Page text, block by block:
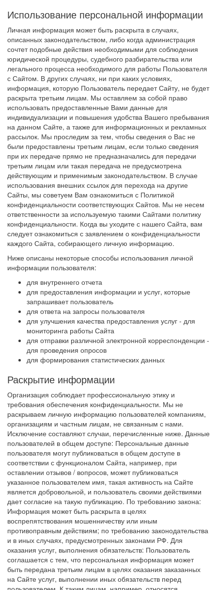
Использование персональной информации
Личная информация может быть раскрыта в случаях,
описанных законодательством, либо когда администрация
сочтет подобные действия необходимыми для соблюдения
юридической процедуры, судебного разбирательства или
легального процесса необходимого для работы Пользователя
с Сайтом. В других случаях, ни при каких условиях,
информация, которую Пользователь передает Сайту, не будет
раскрыта третьим лицам. Мы оставляем за собой право
использовать предоставленные Вами данные для
индивидуализации и повышения удобства Вашего пребывания
на данном Сайте, а также для информационных и рекламных
рассылок. Мы проследим за тем, чтобы сведения о Вас не
были предоставлены третьим лицам, если только сведения
при их передаче прямо не предназначались для передачи
третьим лицам или такая передача не предусмотрена
действующим и применимым законодательством. В случае
использования внешних ссылок для перехода на другие
Сайты, мы советуем Вам ознакомиться с Политикой
конфиденциальности соответствующих Сайтов. Мы не несем
ответственности за используемую такими Сайтами политику
конфиденциальности. Когда вы уходите с нашего Сайта, вам
следует ознакомиться с заявлением о конфиденциальности
каждого Сайта, собирающего личную информацию.
Ниже описаны некоторые способы использования личной
информации пользователя:
для внутреннего отчета
для предоставления информации и услуг, которые
запрашивает пользователь
для ответа на запросы пользователя
для улучшения качества предоставления услуг - для
мониторинга работы Сайта
для отправки различной электронной корреспонденции -
для проведения опросов
для формирования статистических данных
Раскрытие информации
Организация соблюдает профессиональную этику и
требования обеспечения конфиденциальности. Мы не
раскрываем личную информацию пользователей компаниям,
организациям и частным лицам, не связанным с нами.
Исключение составляют случаи, перечисленные ниже. Данные
пользователей в общем доступе: Персональные данные
пользователя могут публиковаться в общем доступе в
соответствии с функционалом Сайта, например, при
оставлении отзывов / вопросов, может публиковаться
указанное пользователем имя, такая активность на Сайте
является добровольной, и пользователь своими действиями
дает согласие на такую публикацию. По требованию закона:
Информация может быть раскрыта в целях
воспрепятствования мошенничеству или иным
противоправным действиям; по требованию законодательства
и в иных случаях, предусмотренных законами РФ. Для
оказания услуг, выполнения обязательств: Пользователь
соглашается с тем, что персональная информация может
быть передана третьим лицам в целях оказания заказанных
на Сайте услуг, выполнении иных обязательств перед